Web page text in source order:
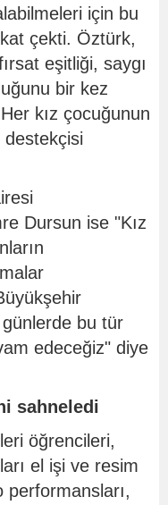
için bu
çekti. Öztürk,
eşitliği, saygı
bir kez
kız çocuğunun
destekçisi
Dursun ise "Kız
bu tür
edeceğiz" diye
sahneledi
öğrencileri,
el işi ve resim
performansları,